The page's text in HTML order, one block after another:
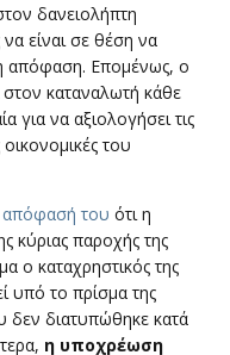
δανειολήπτη
είναι σε θέση να
απόφαση. Επομένως, ο
στον καταναλωτή κάθε
για να αξιολογήσει τις
του
απόφασή του ότι η
κύριας παροχής της
ο καταχρηστικός της
υπό το πρίσμα της
δεν διατυπώθηκε κατά
η υποχρέωση